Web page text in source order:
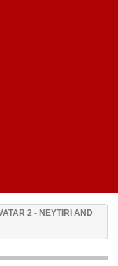
2 - NEYTIRI AND